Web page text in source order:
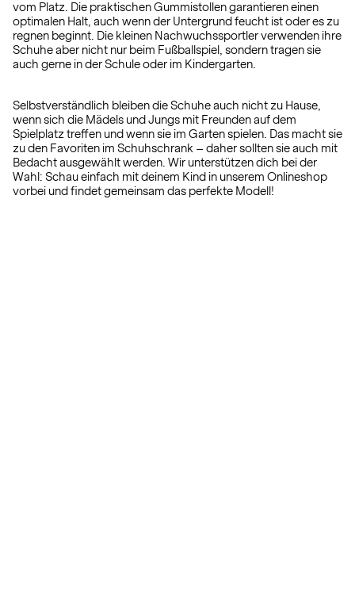
vom Platz. Die praktischen Gummistollen garantieren einen
optimalen Halt, auch wenn der Untergrund feucht ist oder es zu
regnen beginnt. Die kleinen Nachwuchssportler verwenden ihre
Schuhe aber nicht nur beim Fußballspiel, sondern tragen sie
auch gerne in der Schule oder im Kindergarten.
Selbstverständlich bleiben die Schuhe auch nicht zu Hause,
wenn sich die Mädels und Jungs mit Freunden auf dem
Spielplatz treffen und wenn sie im Garten spielen. Das macht sie
zu den Favoriten im Schuhschrank – daher sollten sie auch mit
Bedacht ausgewählt werden. Wir unterstützen dich bei der
Wahl: Schau einfach mit deinem Kind in unserem Onlineshop
vorbei und findet gemeinsam das perfekte Modell!